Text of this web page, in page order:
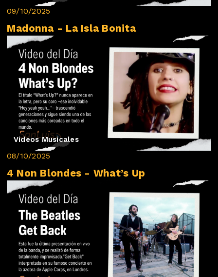
09/10/2025
Madonna - La Isla Bonita
Videos Musicales
08/10/2025
4 Non Blondes - What’s Up